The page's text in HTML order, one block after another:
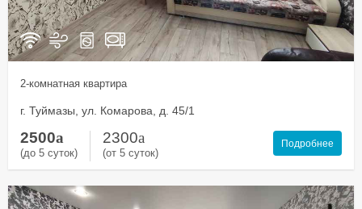
2-комнатная квартира
г. Туймазы, ул. Комарова, д. 45/1
2500a
(до 5 суток)
2300a
(от 5 суток)
Подробнее